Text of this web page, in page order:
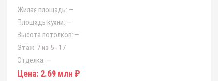
Жилая площадь: —
Площадь кухни: —
Высота потолков: —
Этаж: 7 из 5 - 17
Отделка: —
Цена: 2.69 млн ₽